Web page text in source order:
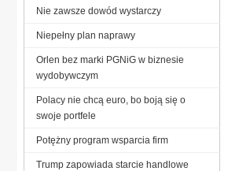
Nie zawsze dowód wystarczy
Niepełny plan naprawy
Orlen bez marki PGNiG w biznesie
wydobywczym
Polacy nie chcą euro, bo boją się o
swoje portfele
Potężny program wsparcia firm
Trump zapowiada starcie handlowe